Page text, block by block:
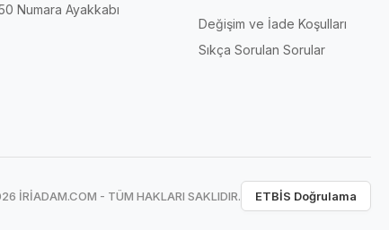
Numara Ayakkabı
Değişim ve İade Koşulları
Sıkça Sorulan Sorular
İRİADAM.COM - TÜM HAKLARI SAKLIDIR. ETBİS Doğrulama